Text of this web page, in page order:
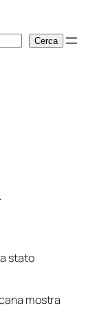
Cerca
stato
mostra